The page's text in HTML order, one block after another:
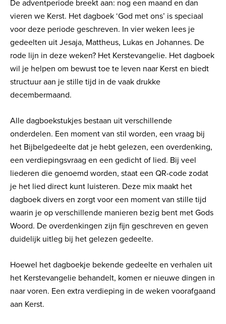
De adventperiode breekt aan: nog een maand en dan
vieren we Kerst. Het dagboek ‘God met ons’ is speciaal
voor deze periode geschreven. In vier weken lees je
gedeelten uit Jesaja, Mattheus, Lukas en Johannes. De
rode lijn in deze weken? Het Kerstevangelie. Het dagboek
wil je helpen om bewust toe te leven naar Kerst en biedt
structuur aan je stille tijd in de vaak drukke
decembermaand.
Alle dagboekstukjes bestaan uit verschillende
onderdelen. Een moment van stil worden, een vraag bij
het Bijbelgedeelte dat je hebt gelezen, een overdenking,
een verdiepingsvraag en een gedicht of lied. Bij veel
liederen die genoemd worden, staat een QR-code zodat
je het lied direct kunt luisteren. Deze mix maakt het
dagboek divers en zorgt voor een moment van stille tijd
waarin je op verschillende manieren bezig bent met Gods
Woord. De overdenkingen zijn fijn geschreven en geven
duidelijk uitleg bij het gelezen gedeelte.
Hoewel het dagboekje bekende gedeelte en verhalen uit
het Kerstevangelie behandelt, komen er nieuwe dingen in
naar voren. Een extra verdieping in de weken voorafgaand
aan Kerst.